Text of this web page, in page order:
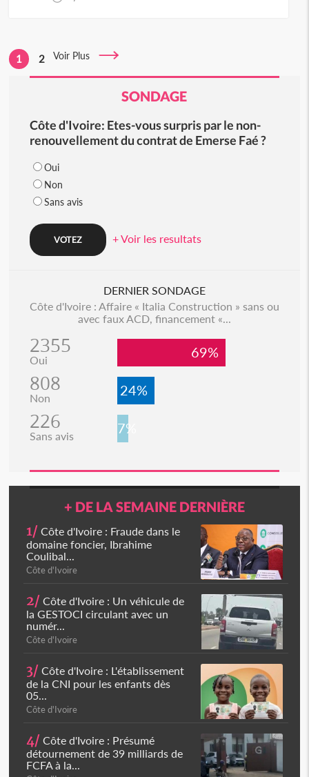
1 2 Voir Plus
SONDAGE
Côte d'Ivoire: Etes-vous surpris par le non-
renouvellement du contrat de Emerse Faé ?
Oui
Non
Sans avis
+ Voir les resultats
DERNIER SONDAGE
Côte d'Ivoire : Affaire « Italia Construction » sans ou
avec faux ACD, financement «...
2355
Oui 69%
808
Non 24%
226
Sans avis 7%
+ DE LA SEMAINE DERNIÈRE
1/ Côte d'Ivoire : Fraude dans le
domaine foncier, Ibrahime
Coulibal...
Côte d'Ivoire
2/ Côte d'Ivoire : Un véhicule de
la GESTOCI circulant avec un
numér...
Côte d'Ivoire
3/ Côte d'Ivoire : L'établissement
de la CNI pour les enfants dès
05...
Côte d'Ivoire
4/ Côte d'Ivoire : Présumé
détournement de 39 milliards de
FCFA à la...